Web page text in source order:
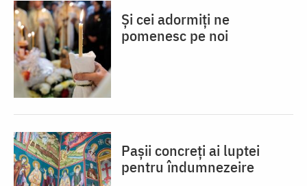
Și cei adormiți ne
pomenesc pe noi
Pașii concreți ai luptei
pentru îndumnezeire